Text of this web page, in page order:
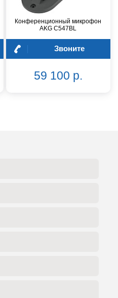
Конференционный микрофон
AKG C547BL
Звоните
59 100 р.